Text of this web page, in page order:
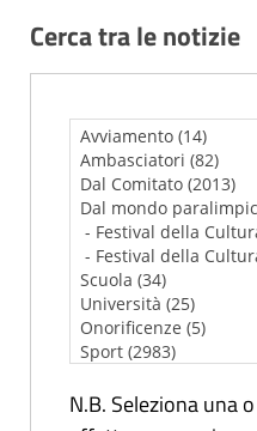
Cerca tra le notizie
N.B. Seleziona una